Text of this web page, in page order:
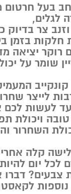
רחב בעל
לגלים,
צר בדיוק
חלקות בזמן
רוקר יציאה
שומר על
לייצר
לעשות
טובה ויכולת
השחרור
קלה
לכל יום
צבעים? דברו
נוספות